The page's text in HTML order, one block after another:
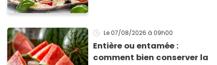
Le 07/08/2026 à 09h00
Entière ou entamée :
comment bien conserver la